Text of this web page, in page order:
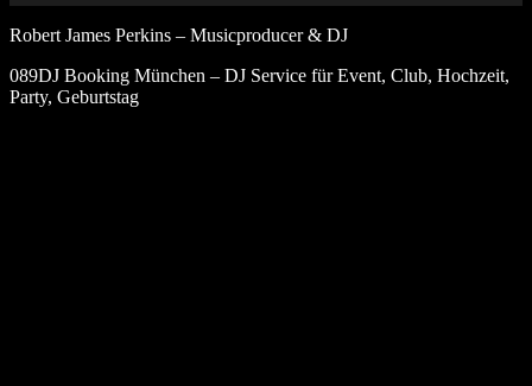
Robert James Perkins – Musicproducer & DJ
089DJ Booking München – DJ Service für Event, Club, Hochzeit,
Party, Geburtstag